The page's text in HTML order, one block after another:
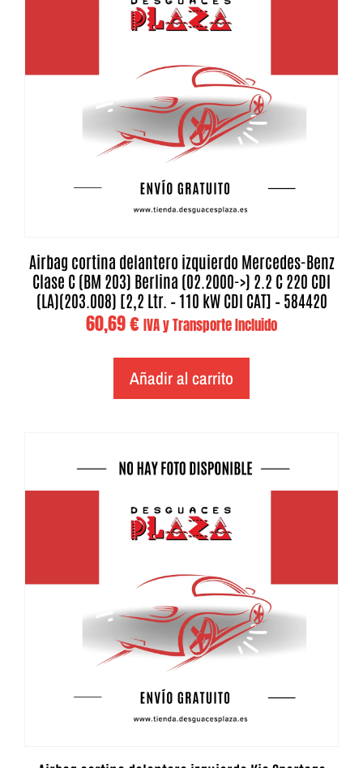
Airbag cortina delantero izquierdo Mercedes-Benz
Clase C (BM 203) Berlina (02.2000->) 2.2 C 220 CDI
(LA)(203.008) [2,2 Ltr. – 110 kW CDI CAT] – 584420
60,69€ IVA y Transporte Incluido
Añadir al carrito